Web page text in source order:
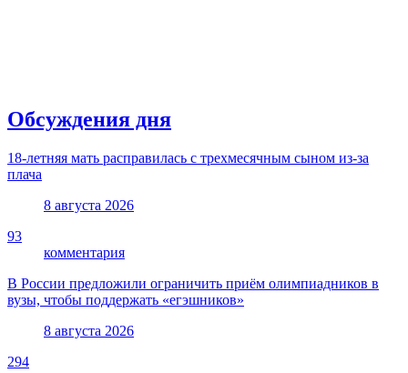
Обсуждения дня
18-летняя мать расправилась с трехмесячным сыном из-за
плача
8 августа 2026
93
комментария
В России предложили ограничить приём олимпиадников в
вузы, чтобы поддержать «егэшников»
8 августа 2026
294